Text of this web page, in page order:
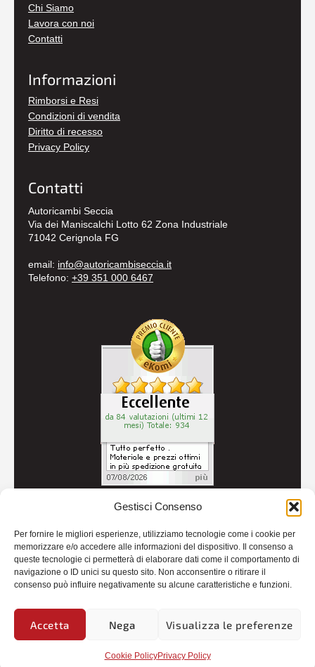
Gestisci Consenso
Per fornire le migliori esperienze, utilizziamo tecnologie come i cookie per
memorizzare e/o accedere alle informazioni del dispositivo. Il consenso a
queste tecnologie ci permetterà di elaborare dati come il comportamento di
navigazione o ID unici su questo sito. Non acconsentire o ritirare il
consenso può influire negativamente su alcune caratteristiche e funzioni.
Accetta Nega Visualizza le preferenze
Cookie PolicyPrivacy Policy
Chi Siamo
Lavora con noi
Contatti
Informazioni
Rimborsi e Resi
Condizioni di vendita
Diritto di recesso
Privacy Policy
Contatti
Autoricambi Seccia
Via dei Maniscalchi Lotto 62 Zona Industriale
71042 Cerignola FG
email: info@autoricambiseccia.it
Telefono: +39 351 000 6467
Credits